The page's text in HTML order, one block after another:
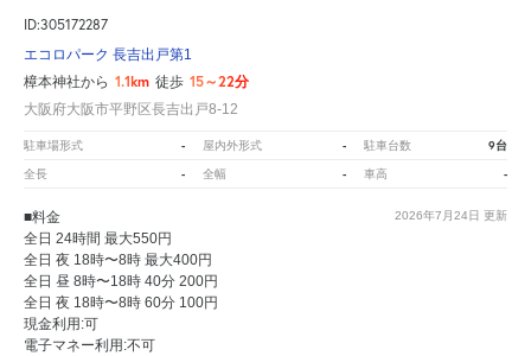
ID:305172287
エコロパーク 長吉出戸第1
樟本神社から 1.1km 徒歩 15～22分
大阪府大阪市平野区長吉出戸8-12
駐車場形式 - 屋内外形式 - 駐車台数 9台
全長 - 全幅 - 車高 -
2026年7月24日 更新
■料金
全日 24時間 最大550円
全日 夜 18時〜8時 最大400円
全日 昼 8時〜18時 40分 200円
全日 夜 18時〜8時 60分 100円
現金利用:可
電子マネー利用:不可